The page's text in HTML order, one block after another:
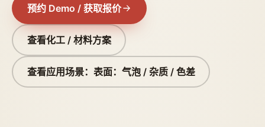
预约 Demo / 获取报价
查看化工 / 材料方案
查看应用场景：表面：气泡 / 杂质 / 色差